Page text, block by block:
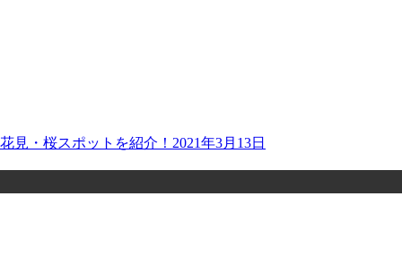
見・桜スポットを紹介！ 2021年3月13日